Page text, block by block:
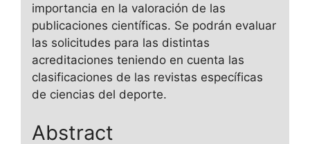
importancia en la valoración de las
publicaciones científicas. Se podrán evaluar
las solicitudes para las distintas
acreditaciones teniendo en cuenta las
clasificaciones de las revistas específicas
de ciencias del deporte.
Abstract